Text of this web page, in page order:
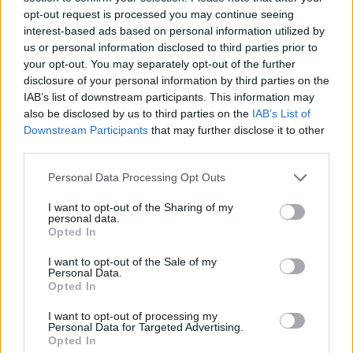
opt-out request is processed you may continue seeing
interest-based ads based on personal information utilized by
us or personal information disclosed to third parties prior to
your opt-out. You may separately opt-out of the further
disclosure of your personal information by third parties on the
IAB’s list of downstream participants. This information may
also be disclosed by us to third parties on the IAB’s List of
Downstream Participants that may further disclose it to other
Personal Data Processing Opt Outs
I want to opt-out of the Sharing of my
personal data.
Opted In
I want to opt-out of the Sale of my
Personal Data.
Opted In
I want to opt-out of processing my
Personal Data for Targeted Advertising.
Opted In
Hetimet për dosjen
“Balluku”/ SPAK ushtron
kontrolle në kompaninë
“Atelier 4”, sekuestrohet
projekti i arredimit të vilës
luksoze
FOTOLAJM/ Deklaratat e
Zelenskyt për Kosovën,
Prishtina heq banderolën
gjigande me mbishkrimin
‘Free Ukraine’
Misteri “Armando Broja”
në Angli, çfarë po ndodh
Kombëtares?
Ngjarje tragjike në Ksamil/
vjeçare me makinë, fëmija
humb jetën